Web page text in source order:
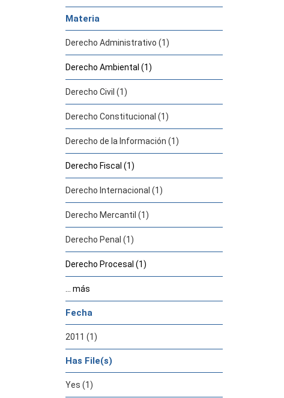
Materia
Derecho Administrativo (1)
Derecho Ambiental (1)
Derecho Civil (1)
Derecho Constitucional (1)
Derecho de la Información (1)
Derecho Fiscal (1)
Derecho Internacional (1)
Derecho Mercantil (1)
Derecho Penal (1)
Derecho Procesal (1)
... más
Fecha
2011 (1)
Has File(s)
Yes (1)